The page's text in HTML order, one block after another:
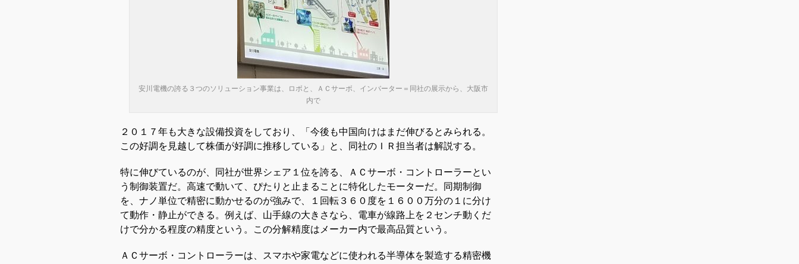
安川電機の誇る３つのソリューション事業は、ロボと、ＡＣサーボ、インバーター＝同社の展示から、大阪市
内で
２０１７年も大きな設備投資をしており、「今後も中国向けはまだ伸びるとみられる。
この好調を見越して株価が好調に推移している」と、同社のＩＲ担当者は解説する。
特に伸びているのが、同社が世界シェア１位を誇る、ＡＣサーボ・コントローラーとい
う制御装置だ。高速で動いて、ぴたりと止まることに特化したモーターだ。同期制御
を、ナノ単位で精密に動かせるのが強みで、１回転３６０度を１６００万分の１に分け
て動作・静止ができる。例えば、山手線の大きさなら、電車が線路上を２センチ動くだ
けで分かる程度の精度という。この分解精度はメーカー内で最高品質という。
ＡＣサーボ・コントローラーは、スマホや家電などに使われる半導体を製造する精密機